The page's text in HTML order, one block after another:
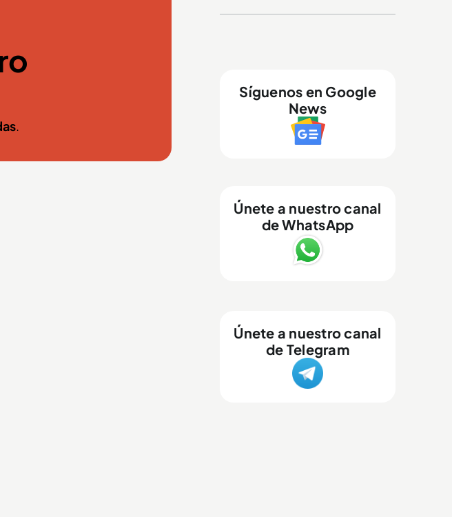
.
Síguenos en Google
News
Únete a nuestro canal
de WhatsApp
Únete a nuestro canal
de Telegram